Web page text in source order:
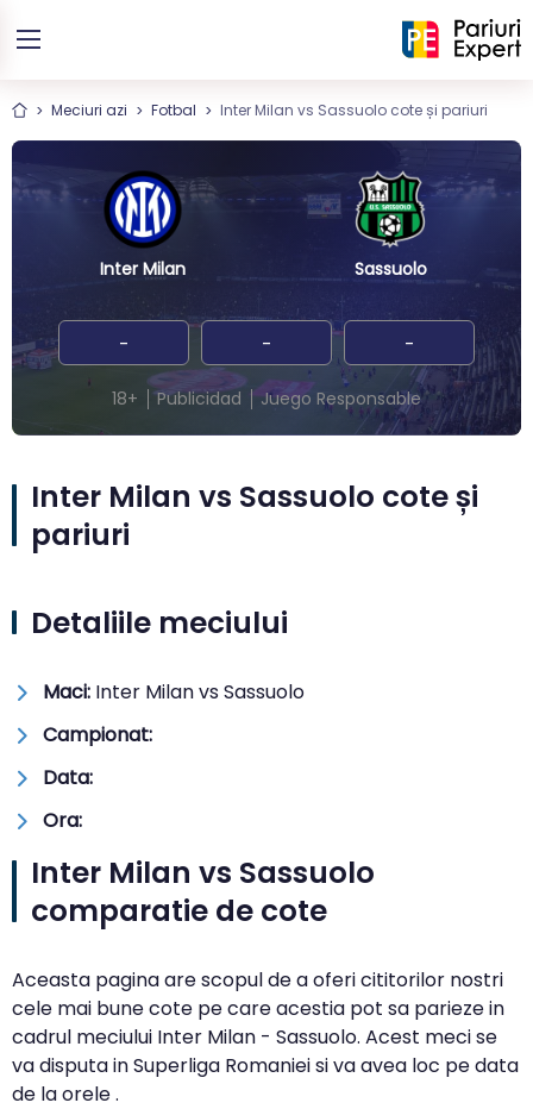
Meciuri azi Fotbal Inter Milan vs Sassuolo cote și pariuri
Inter Milan Sassuolo
- - -
18+ Publicidad Juego Responsable
Inter Milan vs Sassuolo cote și
pariuri
Detaliile meciului
Maci: Inter Milan vs Sassuolo
Campionat:
Data:
Ora:
Inter Milan vs Sassuolo
comparatie de cote
Aceasta pagina are scopul de a oferi cititorilor nostri
cele mai bune cote pe care acestia pot sa parieze in
cadrul meciului Inter Milan - Sassuolo. Acest meci se
va disputa in Superliga Romaniei si va avea loc pe data
de la orele .